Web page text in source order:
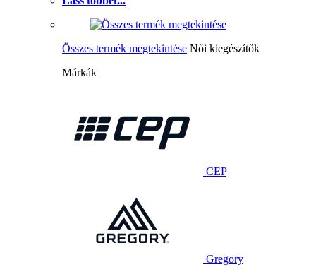
Összes termék megtekintése Női kiegészítők
Márkák
CEP
Gregory